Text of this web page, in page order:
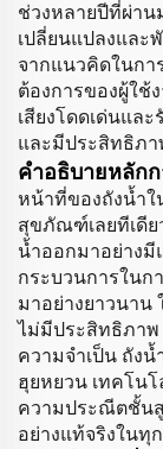
ช่วงหลายปีที่ผ่า
เปลี่ยนแปลงและ
จากแนวคิดในก
ต้องการของผู้ใช้
เสียงโดดเด่นแล
และมีประสิทธิภา
คำอธิบายหลัก
หน้าที่ของถังน้ำ
สุขภัณฑ์เลยทีเดีย
น้ำออกมาอย่าง
กระบวนการในก
มาอย่างยาวนา
ไม่มีประสิทธิภาพ
ความจำเป็น ถัง
ฮุยหยวน เทคโนโ
ความประณีตชั้น
อย่างแท้จริงในทุ